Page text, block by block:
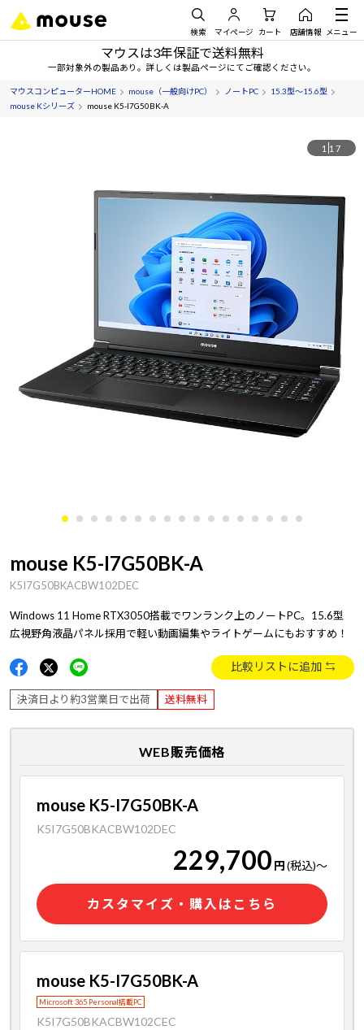
検索 マイページ カート 店舗情報 メニュー
マウスは3年保証で送料無料
一部対象外の製品あり。詳しくは製品ページにてご確認ください。
マウスコンピューターHOME mouse（一般向けPC） ノートPC
15.3型～15.6型
mouse Kシリーズ
mouse K5-I7G50BK-A
1 17
mouse K5-I7G50BK-A
K5I7G50BKACBW102DEC
Windows 11 Home RTX3050搭載でワンランク上のノートPC。15.6型
広視野角液晶パネル採用で軽い動画編集やライトゲームにもおすすめ！
比較リストに追加
決済日より約3営業日で出荷 送料無料
WEB販売価格
mouse K5-I7G50BK-A
K5I7G50BKACBW102DEC
229,700 円(税込)～
カスタマイズ・購入はこちら
mouse K5-I7G50BK-A
Microsoft 365 Personal搭載PC
K5I7G50BKACBW102CEC